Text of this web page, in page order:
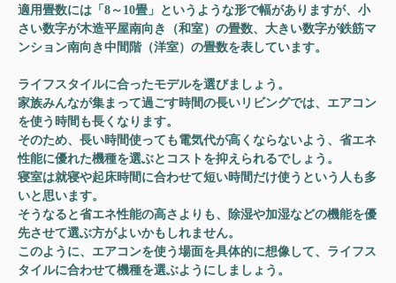
適用畳数には「8～10畳」というような形で幅がありますが、小
さい数字が木造平屋南向き（和室）の畳数、大きい数字が鉄筋マ
ンション南向き中間階（洋室）の畳数を表しています。
ライフスタイルに合ったモデルを選びましょう。
家族みんなが集まって過ごす時間の長いリビングでは、エアコン
を使う時間も長くなります。
そのため、長い時間使っても電気代が高くならないよう、 省エネ
性能に優れた機種を選ぶとコストを抑えられるでしょう。
寝室は就寝や起床時間に合わせて短い時間だけ使うという人も多
いと思います。
そうなると省エネ性能の高さよりも、
除湿や加湿などの機能を優
先させて選ぶ方がよいかもしれません。
このように、エアコンを使う場面を具体的に想像して、ライフス
タイルに合わせて機種を選ぶようにしましょう。